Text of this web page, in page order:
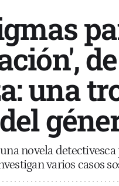
una
novela
varios casos